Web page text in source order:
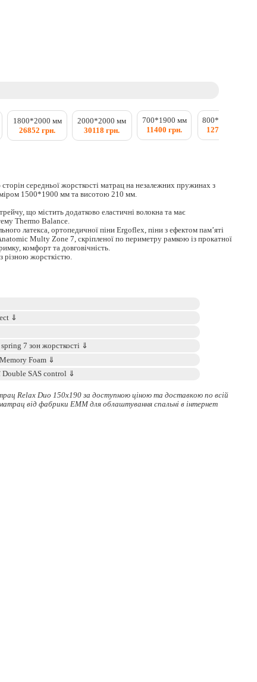
1800*2000 мм
26852 грн.
2000*2000 мм
30118 грн.
700*1900 мм
11400 грн.
800*1900 мм
12792 грн.
середньої жорсткості матрац на незалежних пружинах з
1500*1900 мм та висотою 210 мм.
що містить додатково еластичні волокна та має
Thermo Balance.
латекса, ортопедичної піни Ergoflex, піни з ефектом пам’яті
Multy Zоnе 7, скріпленої по периметру рамкою із прокатної
комфорт та довговічність.
різною жорсткістю.
Relax Duo 150x190 за доступною ціною та доставкою по всій
від фабрики ЕММ для облаштування спальні в інтернет